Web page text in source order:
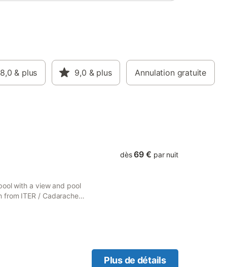
8,0 & plus 9,0 & plus Annulation gratuite
with a view and pool
ITER / Cadarache
dès 69 € par nuit
Plus de détails